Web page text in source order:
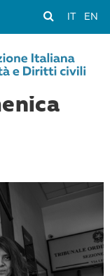
EN